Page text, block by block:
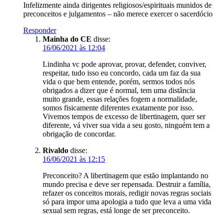
Infelizmente ainda dirigentes religiosos/espirituais munidos de
preconceitos e julgamentos – não merece exercer o sacerdócio
Responder
Mainha do CE disse:
16/06/2021 às 12:04
Lindinha vc pode aprovar, provar, defender, conviver,
respeitar, tudo isso eu concordo, cada um faz da sua
vida o que bem entende, porém, sermos todos nós
obrigados a dizer que é normal, tem uma distância
muito grande, essas relações fogem a normalidade,
somos fisicamente diferentes exatamente por isso.
Vivemos tempos de excesso de libertinagem, quer ser
diferente, vá viver sua vida a seu gosto, ninguém tem a
obrigação de concordar.
Rivaldo disse:
16/06/2021 às 12:15
Preconceito? A libertinagem que estão implantando no
mundo precisa e deve ser repensada. Destruir a família,
refazer os conceitos morais, redigir novas regras sociais
só para impor uma apologia a tudo que leva a uma vida
sexual sem regras, está longe de ser preconceito.